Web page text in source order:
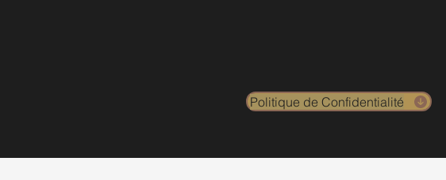
Politique de Confidentialité